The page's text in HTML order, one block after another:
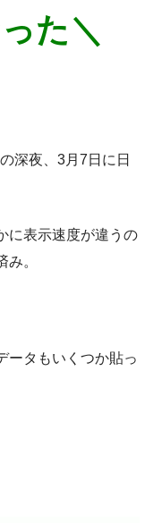
た＼
深夜、3月7日に日
に表示速度が違うの
。
ータもいくつか貼っ